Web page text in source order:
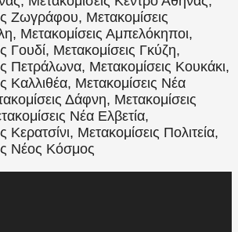
Ζωγράφου, Μετακομίσεις
Μετακομίσεις Αμπελόκηποι,
Γουδί, Μετακομίσεις Γκύζη,
Πετράλωνα, Μετακομίσεις Κουκάκι,
Καλλιθέα, Μετακομίσεις Νέα
Δάφνη, Μετακομίσεις
Νέα Ελβετία,
Κερατσίνι, Μετακομίσεις Πολιτεία,
Νέος Κόσμος